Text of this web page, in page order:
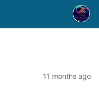
11 months ago